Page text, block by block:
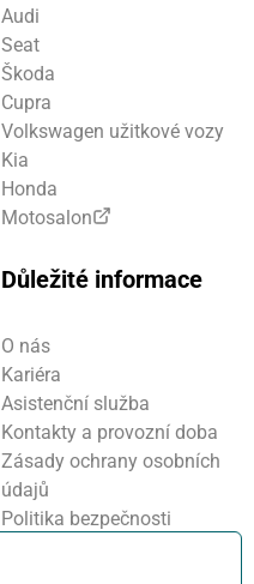
Audi
Seat
Škoda
Cupra
Volkswagen užitkové vozy
Kia
Honda
Motosalon
Důležité informace
O nás
Kariéra
Asistenční služba
Kontakty a provozní doba
Zásady ochrany osobních
údajů
Politika bezpečnosti